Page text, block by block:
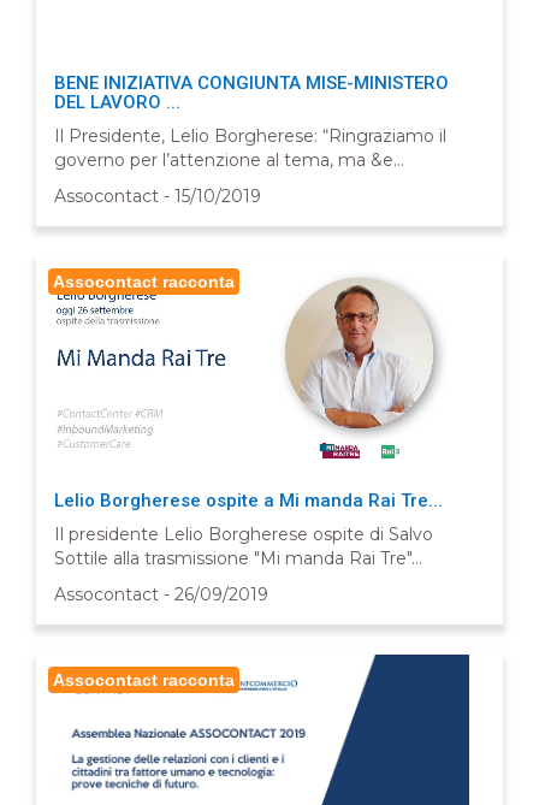
BENE INIZIATIVA CONGIUNTA MISE-MINISTERO
DEL LAVORO ...
Il Presidente, Lelio Borgherese: “Ringraziamo il
governo per l’attenzione al tema, ma &e...
Assocontact - 15/10/2019
Assocontact racconta
Lelio Borgherese ospite a Mi manda Rai Tre...
Il presidente Lelio Borgherese ospite di Salvo
Sottile alla trasmissione "Mi manda Rai Tre"...
Assocontact - 26/09/2019
Assocontact racconta